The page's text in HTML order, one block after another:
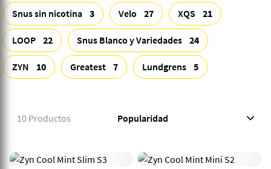
Snus sin nicotina 3 Velo 27 XQS 21
LOOP 22 Snus Blanco y Variedades 24
ZYN 10 Greatest 7 Lundgrens 5
10 Productos